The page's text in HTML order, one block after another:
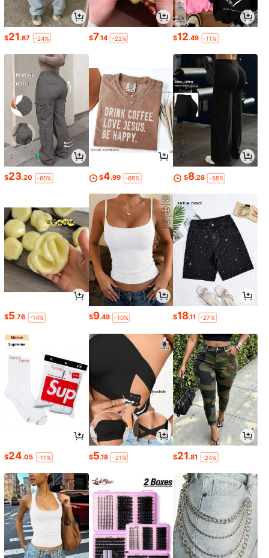
$21.67 -24% $7.14 -22% $12.49 -11%
$23.20 -60% $4.99 -68% $8.28 -58%
$5.76 -14% $9.49 -10% $18.11 -27%
$24.05 -11% $5.18 -21% $21.81 -24%